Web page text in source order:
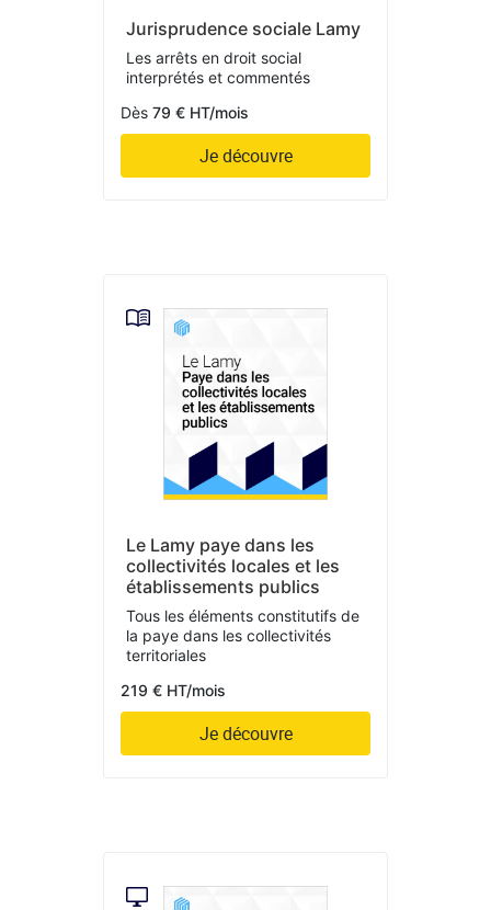
Jurisprudence sociale Lamy
Les arrêts en droit social
interprétés et commentés
Dès 79 € HT/mois
Je découvre
Le Lamy paye dans les
collectivités locales et les
établissements publics
Tous les éléments constitutifs de
la paye dans les collectivités
territoriales
219 € HT/mois
Je découvre